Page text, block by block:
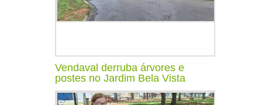
Vendaval derruba árvores e
postes no Jardim Bela Vista